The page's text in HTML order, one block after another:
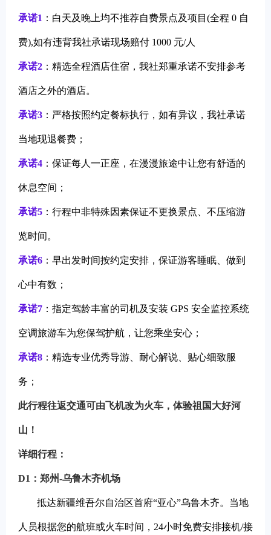
承诺1 ：白天及晚上均不推荐自费景点及项目(全程 0 自
费),如有违背我社承诺现场赔付 1000 元/人
承诺2 ：精选全程酒店住宿，我社郑重承诺不安排参考
酒店之外的酒店。
承诺3 ：严格按照约定餐标执行，如有异议，我社承诺
当地现退餐费；
承诺4 ：保证每人一正座，在漫漫旅途中让您有舒适的
休息空间；
承诺5 ：行程中非特殊因素保证不更换景点、不压缩游
览时间。
承诺6 ：早出发时间按约定安排，保证游客睡眠、做到
心中有数；
承诺7 ：指定驾龄丰富的司机及安装 GPS 安全监控系统
空调旅游车为您保驾护航，让您乘坐安心；
承诺8 ：精选专业优秀导游、耐心解说、贴心细致服
务；
此行程往返交通可由飞机改为火车，体验祖国大好河
山！
详细行程：
D1 ： 郑州-乌鲁木齐机场
抵达新疆维吾尔自治区首府“亚心”乌鲁木齐。当地
人员根据您的航班或火车时间，24小时免费安排接机/接